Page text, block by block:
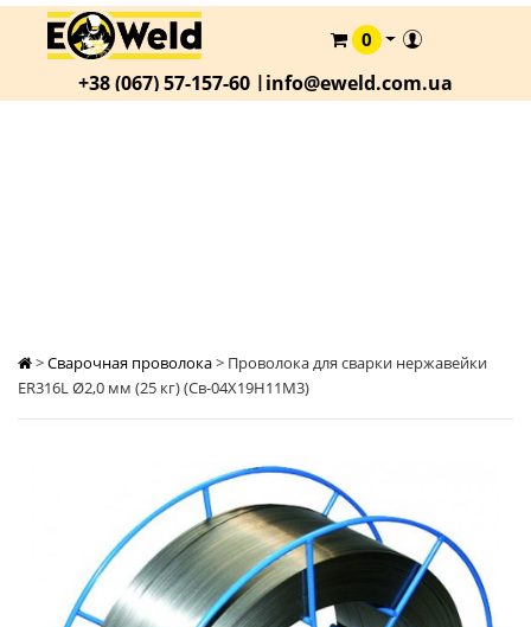
КАТАЛОГ
О
0
+38 (067) 57-157-60 |info@eweld.com.ua
>Сварочная проволока> Проволока для сварки нержавейки
ER316L Ø2,0 мм (25 кг) (Св-04Х19Н11М3)